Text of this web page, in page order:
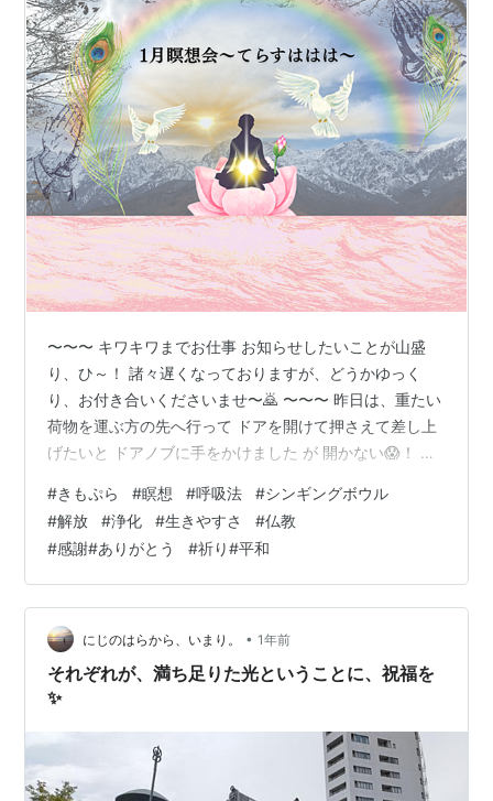
〜〜〜 キワキワまでお仕事 お知らせしたいことが山盛
り、ひ～！ 諸々遅くなっておりますが、どうかゆっく
り、お付き合いくださいませ〜🙇 〜〜〜 昨日は、重たい
荷物を運ぶ方の先へ行って ドアを開けて押さえて差し上
げたいと ドアノブに手をかけました が 開かない😱！ 焦
いに爆笑 「見ちゃいました（爆）」と背後から^^; 「見
られちゃいました！（爆）」と私 恥ずかしかったですが
🤣 一期一会の通い合いが、幸せでした😆🙏 〜〜〜 先
日、同じ日に 出会えたいのちさんたち 散った花びらと
小さな小さな蕾 寒空の下 いのちが、季節が、巡っている
💫 呼吸が深…
#きもぷら #瞑想 #呼吸法 #シンギングボウル
#解放 #浄化 #生きやすさ #仏教
#感謝#ありがとう #祈り#平和
にじのはらから、いまり。 • 1年前
それぞれが、満ち足りた光ということに、祝福を
✨